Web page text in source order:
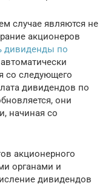
случае являются не
акционеров
дивиденды по
со следующего
дивидендов по
они
начиная со
акционерного
органами и
дивидендов